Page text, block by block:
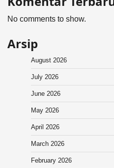
No comments to show.
Arsip
August 2026
July 2026
June 2026
May 2026
April 2026
March 2026
February 2026